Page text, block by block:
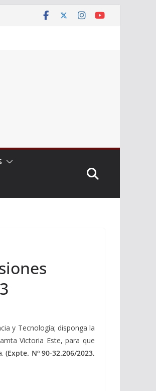
y Tecnología; disponga la
Victoria Este, para que
(Expte. Nº 90-32.206/2023,